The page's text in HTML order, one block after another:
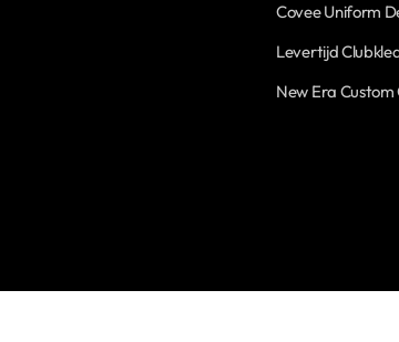
Covee Uniform
Levertijd
New Era Custom